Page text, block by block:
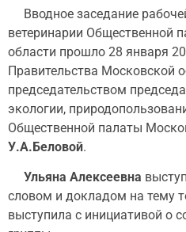
Вводное заседание
ветеринарии Общественной
области прошло 28 января
Правительства Московской
председательством
экологии,
Общественной палаты
У.А.Беловой.
Ульяна Алексеевна
словом и докладом на тему
выступила с инициативой о